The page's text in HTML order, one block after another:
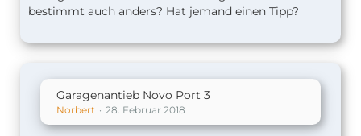
bestimmt auch anders? Hat jemand einen Tipp?
Garagenantieb Novo Port 3
Norbert 28. Februar 2018